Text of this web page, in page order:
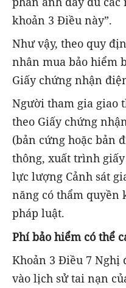
khoản 3 Điều này”.
Như vậy, theo quy
nhân mua bảo hiểm
Giấy chứng nhận
Người tham gia giao
theo Giấy chứng
(bản cứng hoặc bản
thông, xuất trình
lực lượng Cảnh sát
năng có thẩm quyền
pháp luật.
Phí bảo hiểm có thể
Khoản 3 Điều 7 Nghị
vào lịch sử tai nạn